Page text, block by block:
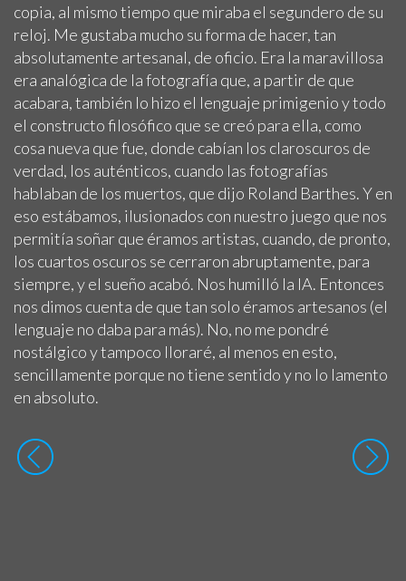
copia, al mismo tiempo que miraba el segundero de su
reloj. Me gustaba mucho su forma de hacer, tan
absolutamente artesanal, de oficio. Era la maravillosa
era analógica de la fotografía que, a partir de que
acabara, también lo hizo el lenguaje primigenio y todo
el constructo filosófico que se creó para ella, como
cosa nueva que fue, donde cabían los claroscuros de
verdad, los auténticos, cuando las fotografías
hablaban de los muertos, que dijo Roland Barthes. Y en
eso estábamos, ilusionados con nuestro juego que nos
permitía soñar que éramos artistas, cuando, de pronto,
los cuartos oscuros se cerraron abruptamente, para
siempre, y el sueño acabó. Nos humilló la IA. Entonces
nos dimos cuenta de que tan solo éramos artesanos (el
lenguaje no daba para más). No, no me pondré
nostálgico y tampoco lloraré, al menos en esto,
sencillamente porque no tiene sentido y no lo lamento
en absoluto.